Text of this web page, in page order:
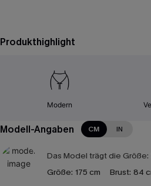
Produkthighlight
Modern
Modell-Angaben CM IN
Das Model trägt die Größe:
Größe: 175 cm Brust: 84